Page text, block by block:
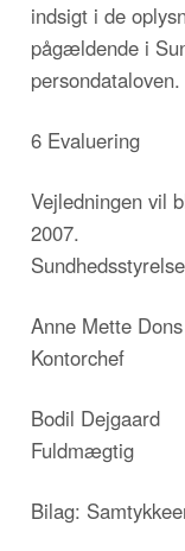
indsigt i de
pågældende i
persondataloven.
6 Evaluering
Vejledningen vil
2007.
Anne Mette
Kontorchef
Bodil Dejgaard
Fuldmægtig
Bilag: